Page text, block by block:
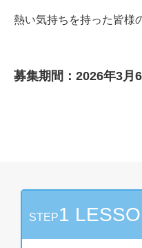
熱い気持ちを持った皆様
募集期間：2026年3月
STEP1